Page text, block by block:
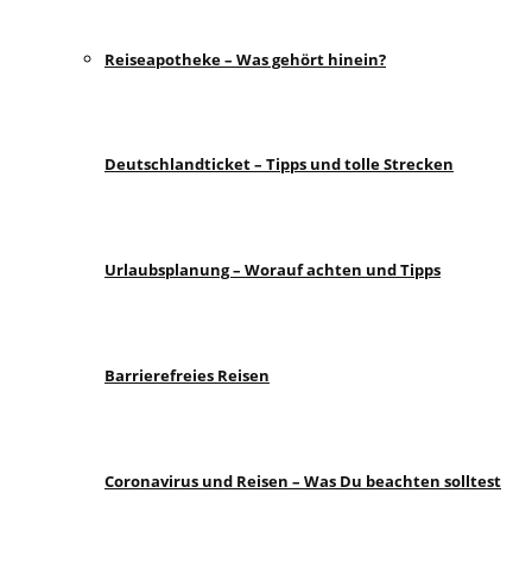
Reiseapotheke – Was gehört hinein?
Deutschlandticket – Tipps und tolle Strecken
Urlaubsplanung – Worauf achten und Tipps
Barrierefreies Reisen
Coronavirus und Reisen – Was Du beachten solltest